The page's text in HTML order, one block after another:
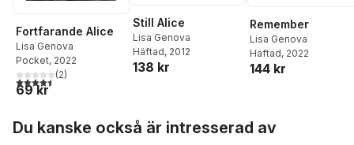
Fortfarande Alice
Lisa Genova
Pocket, 2022
4,5utav 5 stjärnor. Totalt antal röster:
(2)
69 kr
Still Alice
Lisa Genova
Häftad, 2012
138 kr
Remember
Lisa Genova
Häftad, 2022
144 kr
Du kanske också är intresserad av